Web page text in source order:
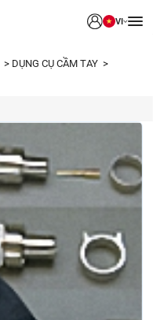
VI
DỤNG CỤ CẦM TAY